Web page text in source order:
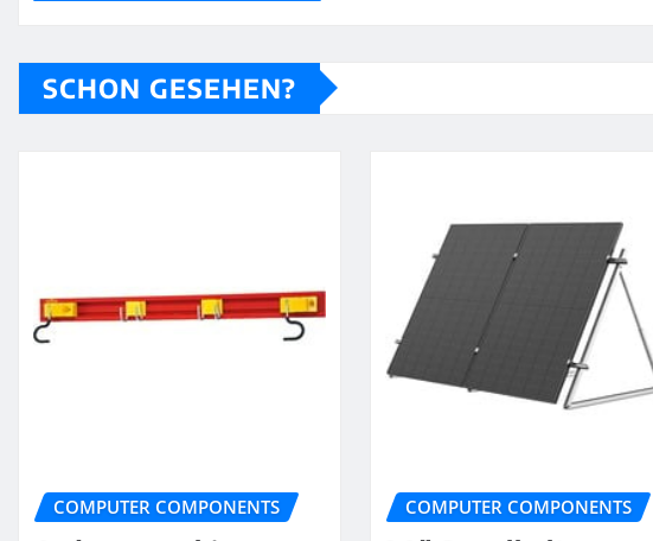
SCHON GESEHEN?
COMPUTER COMPONENTS COMPUTER COMPONENTS